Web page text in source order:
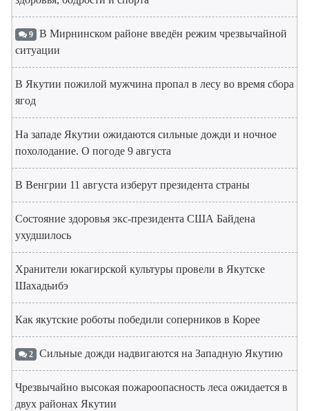
9 В Мирнинском районе введён режим чрезвычайной
ситуации
В Якутии пожилой мужчина пропал в лесу во время сбора
ягод
На западе Якутии ожидаются сильные дожди и ночное
похолодание. О погоде 9 августа
В Венгрии 11 августа изберут президента страны
Состояние здоровья экс-президента США Байдена
ухудшилось
Хранители юкагирской культуры провели в Якутске
Шахадьибэ
Как якутские роботы победили соперников в Корее
2 Сильные дожди надвигаются на Западную Якутию
Чрезвычайно высокая пожароопасность леса ожидается в
двух районах Якутии